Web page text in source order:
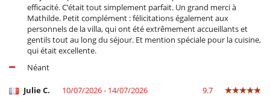
Tumbonas en la piscina
Niños
Cuna
Los niños son bienvenidos
Menú infantil a petición
Ocios y actividades deportivas
efficacité. C’était tout simplement parfait. Un grand merci à
Mathilde. Petit complément : félicitations également aux
personnels de la villa, qui ont été extrêmement accueillants et
gentils tout au long du séjour. Et mention spéciale pour la cuisine,
qui était excellente.
Néant
Julie C. 10/07/2026 - 14/07/2026 9.7